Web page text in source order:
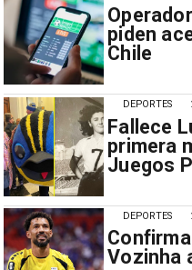
piden
Chile
Fallece
primera
Juegos
DEPORTES
Vozinha
DEPORTES